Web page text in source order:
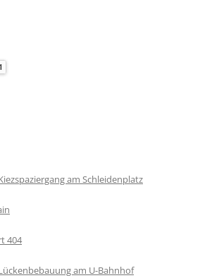
am Schleidenplatz
404
am U-Bahnhof